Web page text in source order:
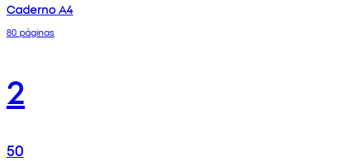
Caderno A4
80 páginas
2
50